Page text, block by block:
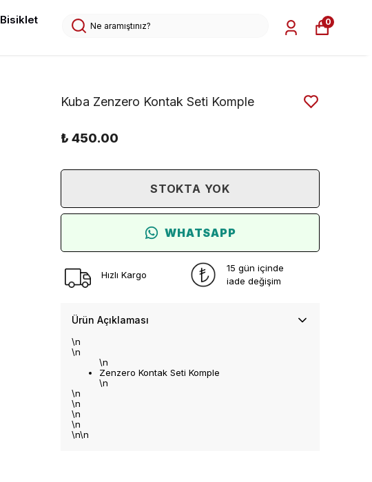
Bisiklet 0
Kuba Zenzero Kontak Seti Komple
₺ 450.00
STOKTA YOK
WHATSAPP
Hızlı Kargo
15 gün içinde
iade değişim
Ürün Açıklaması
\n
\n
\n
Zenzero Kontak Seti Komple
\n
\n
\n
\n
\n
\n\n